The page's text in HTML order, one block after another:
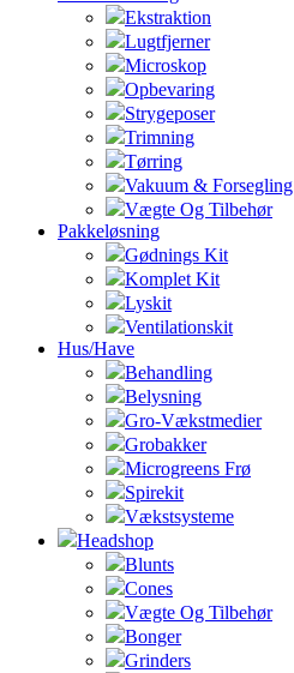
Ekstraktion
Lugtfjerner
Microskop
Opbevaring
Strygeposer
Trimning
Tørring
Vakuum & Forsegling
Vægte Og Tilbehør
Pakkeløsning
Gødnings Kit
Komplet Kit
Lyskit
Ventilationskit
Hus/Have
Behandling
Belysning
Gro-Vækstmedier
Grobakker
Microgreens Frø
Spirekit
Vækstsysteme
Headshop
Blunts
Cones
Vægte Og Tilbehør
Bonger
Grinders